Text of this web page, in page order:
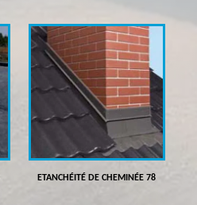
ETANCHÉITÉ DE CHEMINÉE 78